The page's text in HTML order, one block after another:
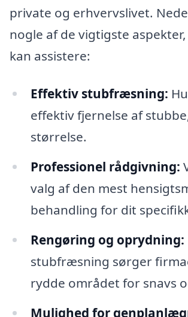
private og erhvervslivet.
nogle af de vigtigste
kan assistere:
Effektiv stubfræsning:
effektiv fjernelse af
størrelse.
Professionel rådgivning:
valg af den mest
behandling for dit
Rengøring og oprydning:
stubfræsning sørger
rydde området for snavs
Mulighed for